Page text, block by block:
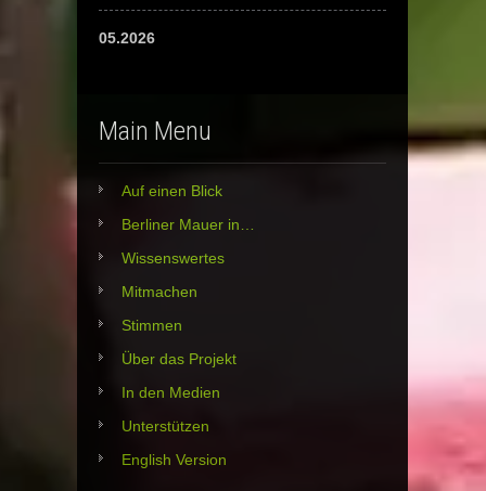
05.2026
Main Menu
Auf einen Blick
Berliner Mauer in…
Wissenswertes
Mitmachen
Stimmen
Über das Projekt
In den Medien
Unterstützen
English Version